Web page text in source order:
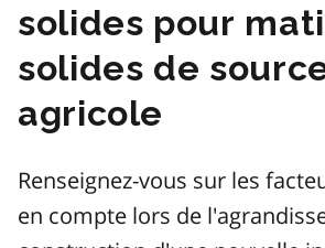
solides pour
solides de
agricole
Renseignez-vous sur les
en compte lors de